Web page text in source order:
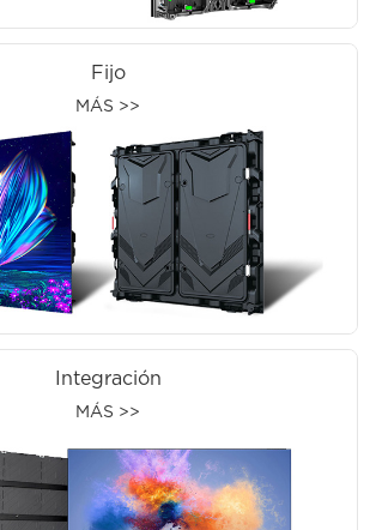
Fijo
MÁS >>
Integración
MÁS >>